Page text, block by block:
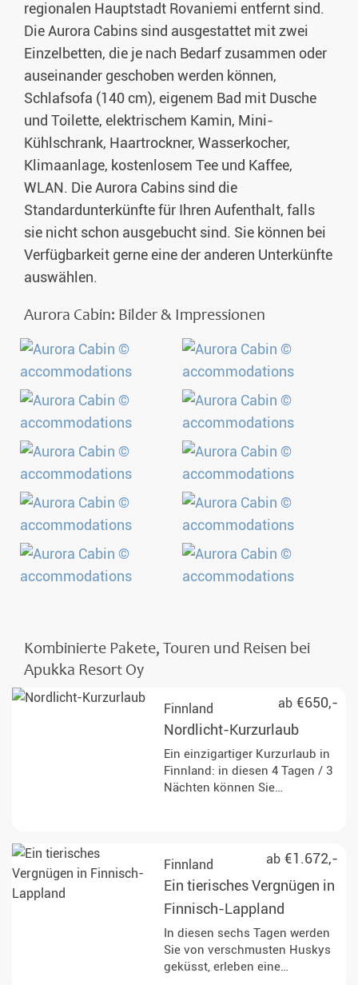
regionalen Hauptstadt Rovaniemi entfernt sind.
Die Aurora Cabins sind ausgestattet mit zwei
Einzelbetten, die je nach Bedarf zusammen oder
auseinander geschoben werden können,
Schlafsofa (140 cm), eigenem Bad mit Dusche
und Toilette, elektrischem Kamin, Mini-
Kühlschrank, Haartrockner, Wasserkocher,
Klimaanlage, kostenlosem Tee und Kaffee,
WLAN. Die Aurora Cabins sind die
Standardunterkünfte für Ihren Aufenthalt, falls
sie nicht schon ausgebucht sind. Sie können bei
Verfügbarkeit gerne eine der anderen Unterkünfte
auswählen.
Aurora Cabin: Bilder & Impressionen
Kombinierte Pakete, Touren und Reisen bei
Apukka Resort Oy
ab €650,-
Finnland
Nordlicht-Kurzurlaub
Ein einzigartiger Kurzurlaub in
Finnland: in diesen 4 Tagen / 3
Nächten können Sie
ab €1.672,-
Finnland
Ein tierisches Vergnügen in
Finnisch-Lappland
In diesen sechs Tagen werden
Sie von verschmusten Huskys
geküsst, erleben eine